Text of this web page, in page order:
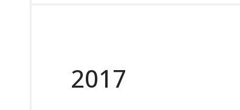
2017